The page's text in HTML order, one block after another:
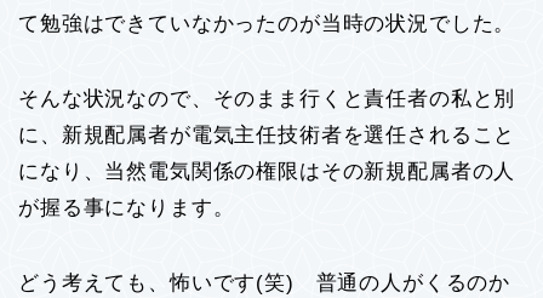
て勉強はできていなかったのが当時の状況でした。
そんな状況なので、そのまま行くと責任者の私と別
に、新規配属者が電気主任技術者を選任されること
になり、当然電気関係の権限はその新規配属者の人
が握る事になります。
どう考えても、怖いです(笑) 普通の人がくるのか